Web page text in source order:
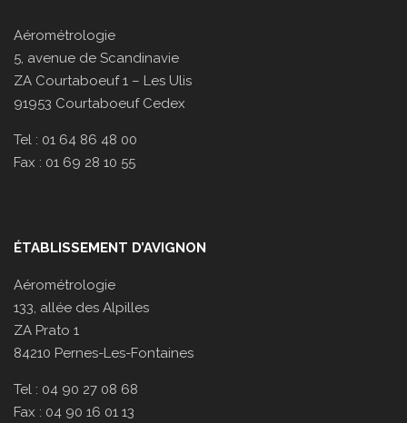
Aérométrologie
5, avenue de Scandinavie
ZA Courtaboeuf 1 – Les Ulis
91953 Courtaboeuf Cedex
Tel : 01 64 86 48 00
Fax : 01 69 28 10 55
ÉTABLISSEMENT D’AVIGNON
Aérométrologie
133, allée des Alpilles
ZA Prato 1
84210 Pernes-Les-Fontaines
Tel : 04 90 27 08 68
Fax : 04 90 16 01 13